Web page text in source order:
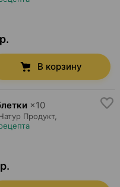
В корзину
×10
Продукт,